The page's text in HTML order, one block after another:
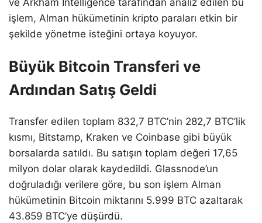
işlem, Alman hükümetinin kripto paraları etkin bir
şekilde yönetme isteğini ortaya koyuyor.
Büyük Bitcoin Transferi ve
Ardından Satış Geldi
Transfer edilen toplam 832,7 BTC’nin 282,7 BTC’lik
kısmı, Bitstamp, Kraken ve Coinbase gibi büyük
borsalarda satıldı. Bu satışın toplam değeri 17,65
milyon dolar olarak kaydedildi. Glassnode’un
doğruladığı verilere göre, bu son işlem Alman
hükümetinin Bitcoin miktarını 5.999 BTC azaltarak
43.859 BTC’ye düşürdü.